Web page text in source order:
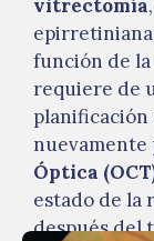
vitrectomía
función de
requiere de
planificación
nuevamente
Óptica
estado de la
después del